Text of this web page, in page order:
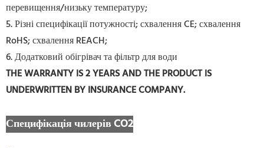
перевищення/низьку температуру;
5. Різні специфікації потужності; схвалення CE; схвалення
RoHS; схвалення REACH;
6. Додатковий обігрівач та фільтр для води
THE WARRANTY IS 2 YEARS AND THE PRODUCT IS
UNDERWRITTEN BY INSURANCE COMPANY.
Специфікація чилерів CO2